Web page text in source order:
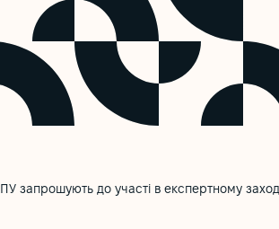
запрошують до участі в експертному